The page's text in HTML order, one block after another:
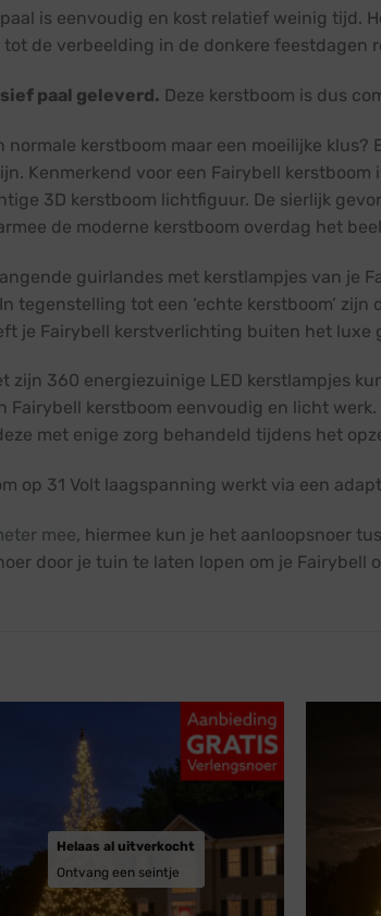
is eenvoudig en kost relatief weinig
de verbeelding in de donkere feestdagen
paal geleverd. Deze kerstboom is dus
kerstboom maar een moeilijke
Kenmerkend voor een Fairybell
3D kerstboom lichtfiguur. De sierlijk
de moderne kerstboom overdag het
guirlandes met kerstlampjes van je
tegenstelling tot een ‘echte kerstboom’
je Fairybell kerstverlichting buiten het luxe
zijn 360 energiezuinige LED kerstlampjes
kerstboom eenvoudig en licht
met enige zorg behandeld tijdens het
op 31 Volt laagspanning werkt via een
mee, hiermee kun je het aanloopsnoer
door je tuin te laten lopen om je Fairybell
Helaas al uitverkocht
Ontvang een seintje